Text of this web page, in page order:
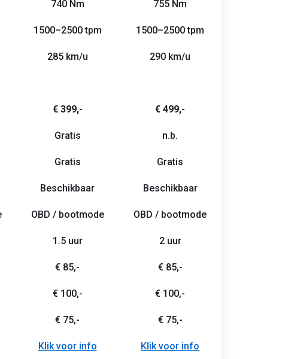
740 Nm 755 Nm
1500–2500 tpm 1500–2500 tpm
285 km/u 290 km/u
€ 399,- € 499,-
Gratis n.b.
Gratis Gratis
Beschikbaar Beschikbaar
OBD / bootmode OBD / bootmode
1.5 uur 2 uur
€ 85,- € 85,-
€ 100,- € 100,-
€ 75,- € 75,-
Klik voor info Klik voor info